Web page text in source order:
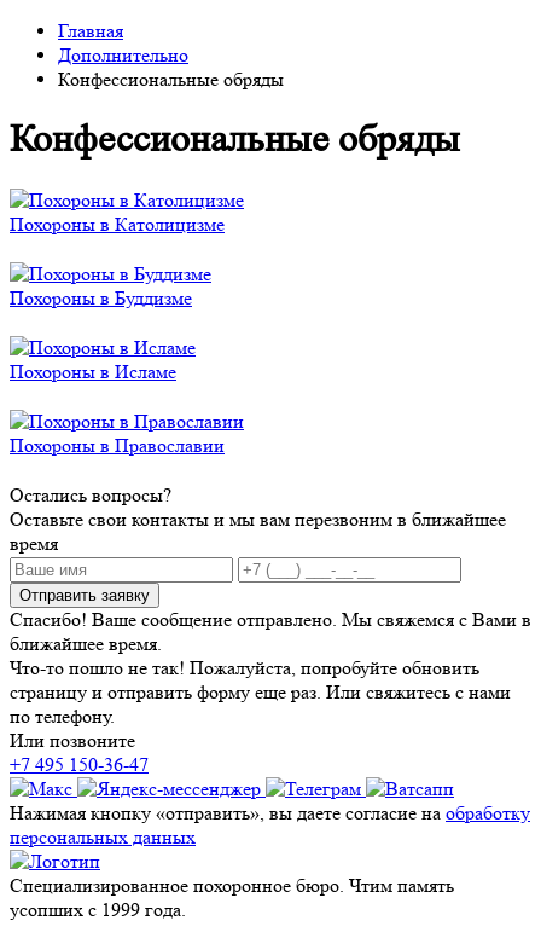
Главная
Дополнительно
Конфессиональные обряды
Конфессиональные обряды
Похороны в Католицизме
Похороны в Буддизме
Похороны в Исламе
Похороны в Православии
Остались вопросы?
Оставьте свои контакты и мы вам перезвоним в ближайшее
время
Отправить заявку
Спасибо! Ваше сообщение отправлено. Мы свяжемся с Вами в
ближайшее время.
Что-то пошло не так! Пожалуйста, попробуйте обновить
страницу и отправить форму еще раз. Или свяжитесь с нами
по телефону.
Или позвоните
+7 495 150-36-47
Нажимая кнопку «отправить», вы даете согласие на обработку
персональных данных
Специализированное похоронное бюро. Чтим память
усопших с 1999 года.